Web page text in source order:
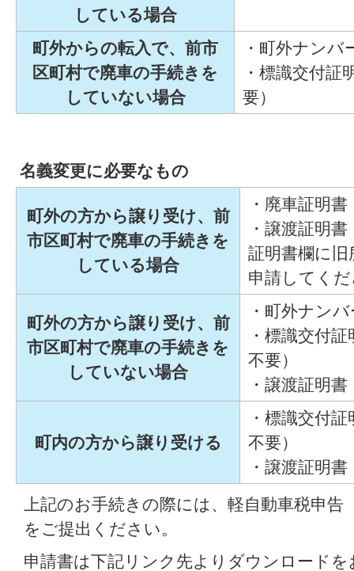
している場合
町外からの転入で、前市
区町村で廃車の手続きを
していない場合
・町外ナンバ
・標識交付証
要）
名義変更に必要なもの
町外の方から譲り受け、前
市区町村で廃車の手続きを
している場合
・廃車証明書
・譲渡証明
証明書欄に
申請してく
町外の方から譲り受け、前
市区町村で廃車の手続きを
していない場合
・町外ナン
・標識交付
不要）
・譲渡証明書
町内の方から譲り受ける
・標識交付
不要）
・譲渡証明書
上記のお手続きの際には、軽自動車税申告
をご提出ください。
申請書は下記リンク先よりダウンロード